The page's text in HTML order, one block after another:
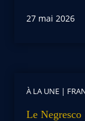
27 mai 2026
À LA UNE |
Le